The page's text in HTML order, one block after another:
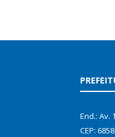
End.: Av.
CEP: